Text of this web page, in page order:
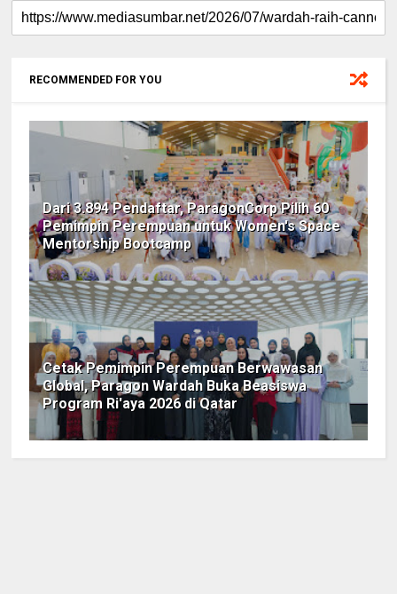
RECOMMENDED FOR YOU
Dari 3.894 Pendaftar, ParagonCorp Pilih 60
Pemimpin Perempuan untuk Women's Space
Mentorship Bootcamp
Cetak Pemimpin Perempuan Berwawasan
Global, Paragon Wardah Buka Beasiswa
Program Ri'aya 2026 di Qatar